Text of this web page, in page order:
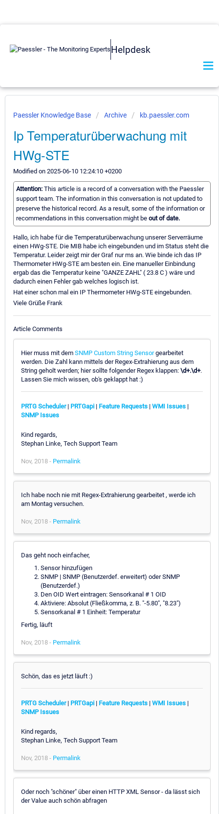
Helpdesk
Paessler Knowledge Base Archive kb.paessler.com
Ip Temperaturüberwachung mit
HWg-STE
Modified on 2025-06-10 12:24:10 +0200
Attention: This article is a record of a conversation with the Paessler
support team. The information in this conversation is not updated to
preserve the historical record. As a result, some of the information or
recommendations in this conversation might be out of date.
Hallo, ich habe für die Temperaturüberwachung unserer Serverräume
einen HWg-STE. Die MIB habe ich eingebunden und im Status steht die
Temperatur. Leider zeigt mir der Graf nur ms an. Wie binde ich das IP
Thermometer HWg-STE am besten ein. Eine manueller Einbindung
ergab das die Temperatur keine "GANZE ZAHL" ( 23.8 C ) wäre und
dadurch einen Fehler gab welches logisch ist.
Hat einer schon mal ein IP Thermometer HWg-STE eingebunden.
Viele Grüße Frank
Article Comments
Hier muss mit dem SNMP Custom String Sensorgearbeitet
werden. Die Zahl kann mittels der Regex-Extrahierung aus dem
String geholt werden; hier sollte folgender Regex klappen: \d+.\d+.
Lassen Sie mich wissen, ob's geklappt hat :)
PRTG Scheduler| PRTGapi | Feature Requests | WMI Issues |
SNMP Issues
Kind regards,
Stephan Linke, Tech Support Team
Nov, 2018 - Permalink
Ich habe noch nie mit Regex-Extrahierung gearbeitet , werde ich
am Montag versuchen.
Nov, 2018 - Permalink
Das geht noch einfacher,
Sensor hinzufügen
SNMP | SNMP (Benutzerdef. erweitert) oder SNMP
(Benutzerdef.)
Den OID Wert eintragen: Sensorkanal # 1 OID
Aktiviere: Absolut (Fließkomma, z. B. "-5.80", "8.23")
Sensorkanal # 1 Einheit: Temperatur
Fertig, läuft
Nov, 2018 - Permalink
Schön, das es jetzt läuft :)
PRTG Scheduler| PRTGapi | Feature Requests | WMI Issues |
SNMP Issues
Kind regards,
Stephan Linke, Tech Support Team
Nov, 2018 - Permalink
Oder noch "schöner" über einen HTTP XML Sensor - da lässt sich
der Value auch schön abfragen